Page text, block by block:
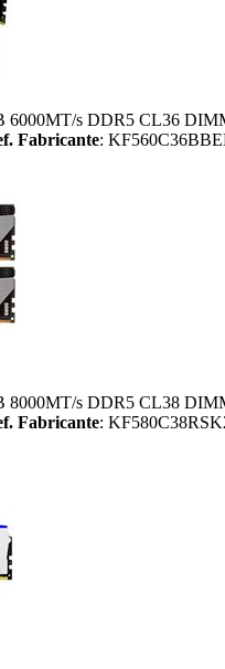
6000MT/s DDR5 CL36
Fabricante:
8000MT/s DDR5 CL38
Fabricante: